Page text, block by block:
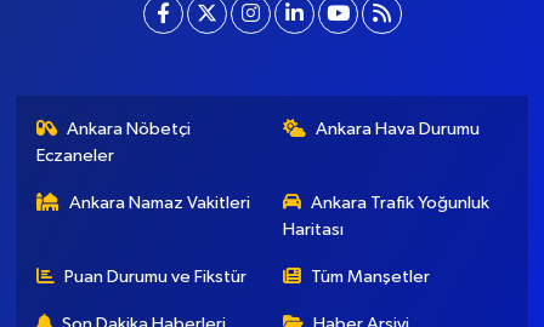
Ankara Nöbetçi
Eczaneler
Ankara Hava Durumu
Ankara Namaz Vakitleri
Ankara Trafik Yoğunluk
Haritası
Puan Durumu ve Fikstür Tüm Manşetler